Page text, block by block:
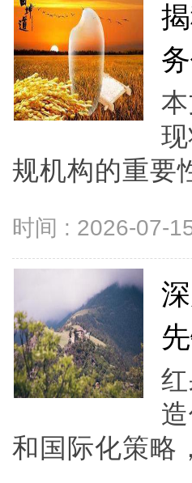
规机构的重要
时间 : 2026-07-
和国际化策略